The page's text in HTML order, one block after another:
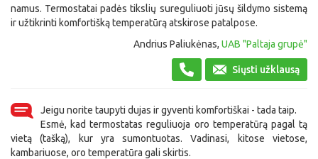
namus. Termostatai padės tikslių sureguliuoti jūsų šildymo sistemą
ir užtikrinti komfortišką temperatūrą atskirose patalpose.
Andrius Paliukėnas, UAB "Paltaja grupė"
Siųsti užklausą
Jeigu norite taupyti dujas ir gyventi komfortiškai - tada taip.
Esmė, kad termostatas reguliuoja oro temperatūrą pagal tą
vietą (tašką), kur yra sumontuotas. Vadinasi, kitose vietose,
kambariuose, oro temperatūra gali skirtis.